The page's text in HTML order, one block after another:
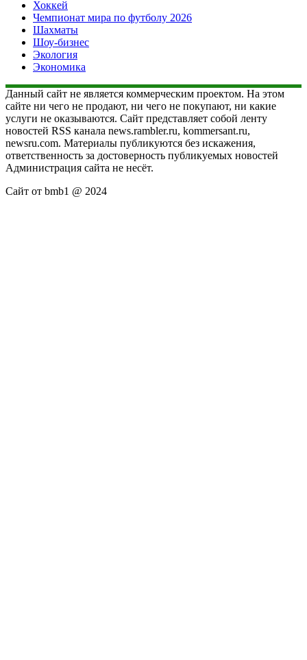
Хоккей
Чемпионат мира по футболу 2026
Шахматы
Шоу-бизнес
Экология
Экономика
Данный сайт не является коммерческим проектом. На этом
сайте ни чего не продают, ни чего не покупают, ни какие
услуги не оказываются. Сайт представляет собой ленту
новостей RSS канала news.rambler.ru, kommersant.ru,
newsru.com. Материалы публикуются без искажения,
ответственность за достоверность публикуемых новостей
Администрация сайта не несёт.
Сайт от bmb1 @ 2024